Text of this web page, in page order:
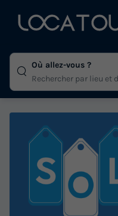
Où allez-vous ?
Rechercher par lieu et